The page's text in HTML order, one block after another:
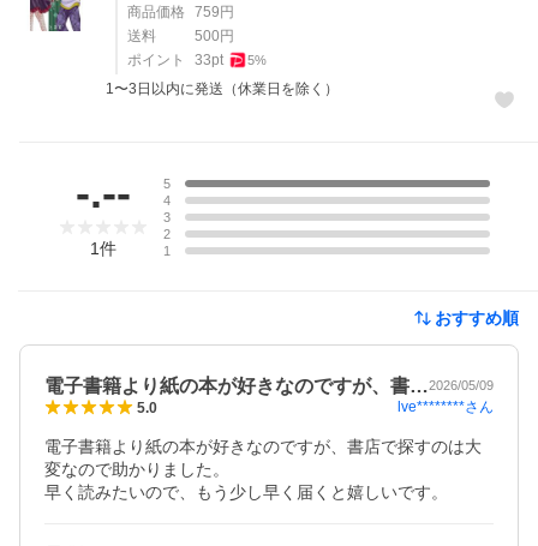
商品価格 759 円
送料
500 円
ポイント
33pt 5%
1〜3日以内に発送（休業日を除く）
-.--
1件
5
4
3
2
1
おすすめ順
電子書籍より紙の本が好きなのですが、書…2026/05/09
5.0 lve********さん
電子書籍より紙の本が好きなのですが、書店で探すのは大
変なので助かりました。
早く読みたいので、もう少し早く届くと嬉しいです。